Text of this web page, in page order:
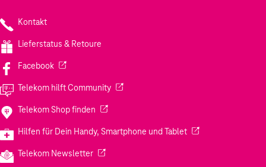
Kontakt
Lieferstatus & Retoure
Facebook(Wird in einem neuen Tab geöffnet)
Telekom hilft Community(Wird in einem neuen Tab geöffnet)
Telekom Shop finden (Wird in einem neuen Tab geöffnet)
Hilfen für Dein Handy, Smartphone und Tablet(Wird in einem
Telekom Newsletter(Wird in einem neuen Tab geöffnet)